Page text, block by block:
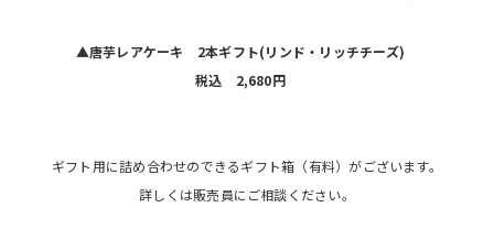
▲唐芋レアケーキ 2本ギフト(リンド・リッチチーズ)
税込 2,680円
ギフト用に詰め合わせのできるギフト箱（有料）がございます。
詳しくは販売員にご相談ください。